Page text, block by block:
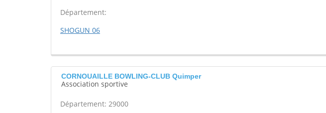
Département:
SHOGUN 06
CORNOUAILLE BOWLING-CLUB Quimper
Association sportive
Département: 29000